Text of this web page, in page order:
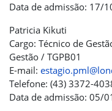
Data de admissão: 17/
Patricia Kikuti
Cargo: Técnico de
Gestão / TGPB01
E-mail:
Telefone: (43) 3372-
Data de admissão: 05/